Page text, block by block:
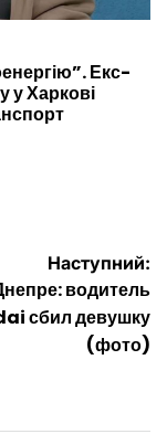
Екс-
у Харкові
Наступний:
водитель
сбил девушку
(фото)